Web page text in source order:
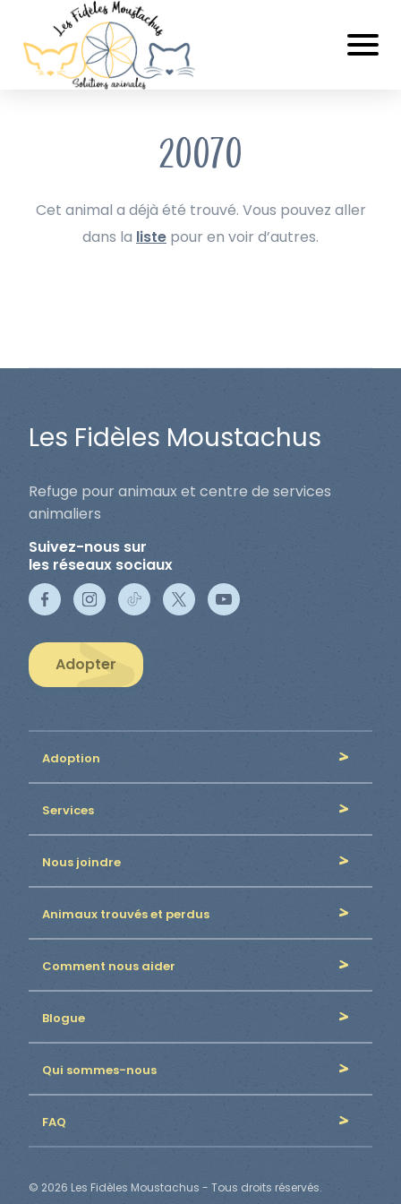
20070
Cet animal a déjà été trouvé. Vous pouvez aller
dans la liste pour en voir d’autres.
Les Fidèles Moustachus
Refuge pour animaux et centre de services
animaliers
Suivez-nous sur
les réseaux sociaux
Adopter
Adoption
Services
Nous joindre
Animaux trouvés et perdus
Comment nous aider
Blogue
Qui sommes-nous
FAQ
© 2026 Les Fidèles Moustachus - Tous droits réservés.